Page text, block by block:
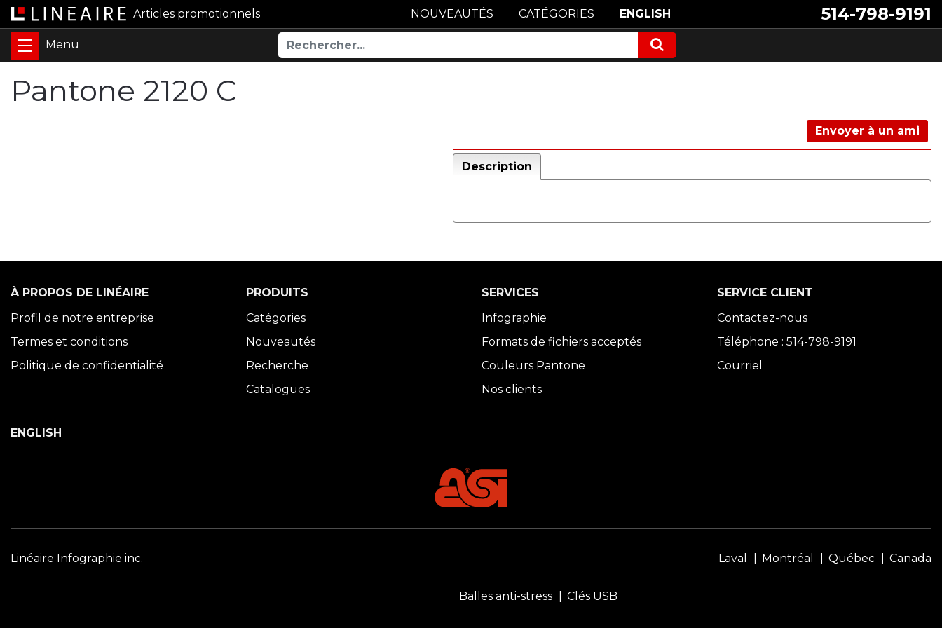
Articles promotionnels 514-798-9191
NOUVEAUTÉS CATÉGORIES ENGLISH
Pantone 2120 C
Envoyer à un ami
Description
À PROPOS DE LINÉAIRE
Profil de notre entreprise
Termes et conditions
Politique de confidentialité
PRODUITS
Catégories
Nouveautés
Recherche
Catalogues
SERVICES
Infographie
Formats de fichiers acceptés
Couleurs Pantone
Nos clients
SERVICE CLIENT
Contactez-nous
Téléphone : 514-798-9191
Courriel
ENGLISH
Linéaire Infographie inc. Laval Montréal Québec Canada
Balles anti-stress Clés USB